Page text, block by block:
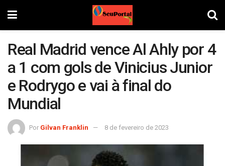
Real Madrid vence Al Ahly por 4
a 1 com gols de Vinicius Junior
e Rodrygo e vai à final do
Mundial
Por Gilvan Franklin 8 de fevereiro de 2023